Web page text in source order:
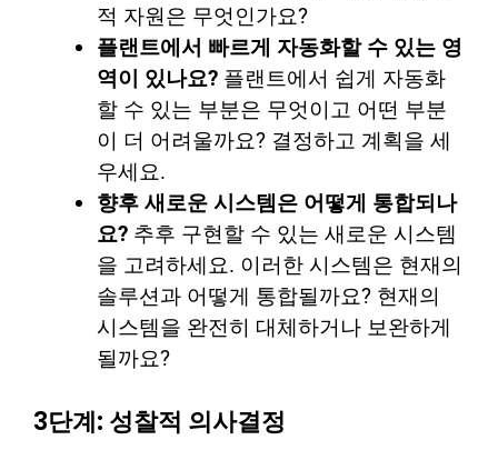
적 자원은 무엇인가요?
플랜트에서 빠르게 자동화할 수 있는 영
역이 있나요? 플랜트에서 쉽게 자동화
할 수 있는 부분은 무엇이고 어떤 부분
이 더 어려울까요? 결정하고 계획을 세
우세요.
향후 새로운 시스템은 어떻게 통합되나
요? 추후 구현할 수 있는 새로운 시스템
을 고려하세요. 이러한 시스템은 현재의
솔루션과 어떻게 통합될까요? 현재의
시스템을 완전히 대체하거나 보완하게
될까요?
3단계: 성찰적 의사결정